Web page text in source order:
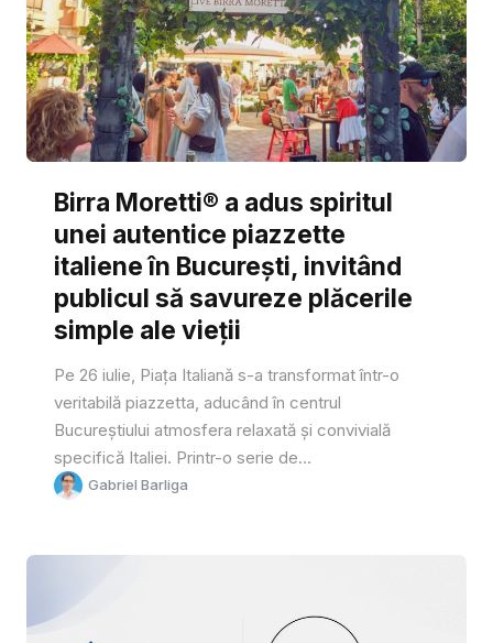
Birra Moretti® a adus spiritul
unei autentice piazzette
italiene în București, invitând
publicul să savureze plăcerile
simple ale vieții
Pe 26 iulie, Piața Italiană s-a transformat într-o
veritabilă piazzetta, aducând în centrul
Bucureștiului atmosfera relaxată și convivială
specifică Italiei. Printr-o serie de...
Gabriel Barliga